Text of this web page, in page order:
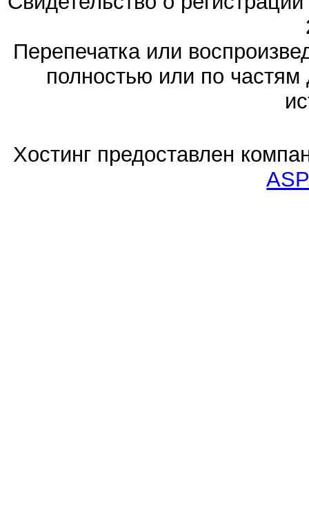
Перепечатка или
полностью или по частям
Хостинг предоставлен